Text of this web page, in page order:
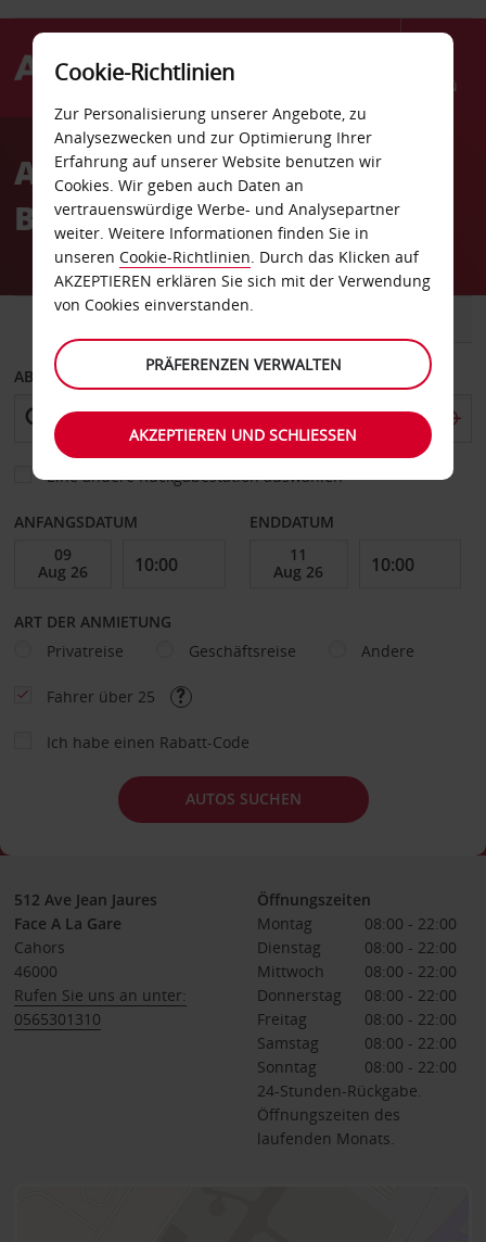
Menü
AvisAutovermietung Cahors
Bahnhof
ABHOLEN VON
Eine andere Rückgabestation auswählen
ANFANGSDATUM ENDDATUM
ART DER ANMIETUNG
Privatreise
Geschäftsreise Andere
Fahrer über 25
Ich habe einen Rabatt-Code
AUTOS SUCHEN
512 Ave Jean Jaures
Face A La Gare
Cahors
46000
Rufen Sie uns an unter:
0565301310
Öffnungszeiten
Montag
08:00 - 22:00
Dienstag
08:00 - 22:00
Mittwoch
08:00 - 22:00
Donnerstag
08:00 - 22:00
Freitag
08:00 - 22:00
Samstag
08:00 - 22:00
Sonntag
08:00 - 22:00
24-Stunden-Rückgabe.
Öffnungszeiten des
laufenden Monats.
Cookie-Richtlinien
Zur Personalisierung unserer Angebote, zu
Analysezwecken und zur Optimierung Ihrer
Erfahrung auf unserer Website benutzen wir
Cookies. Wir geben auch Daten an
vertrauenswürdige Werbe- und Analysepartner
weiter. Weitere Informationen finden Sie in
unseren Cookie-Richtlinien. Durch das Klicken auf
AKZEPTIEREN erklären Sie sich mit der Verwendung
von Cookies einverstanden.
PRÄFERENZEN VERWALTEN
AKZEPTIEREN UND SCHLIESSEN